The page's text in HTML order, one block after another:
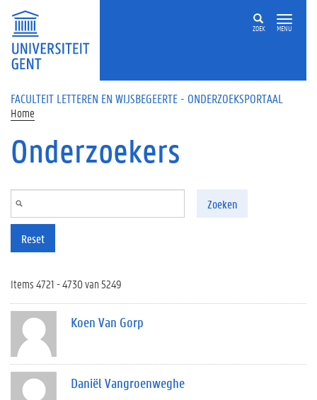
Overslaan en naar de inhoud gaan
ZOEK MENU
FACULTEIT LETTEREN EN WIJSBEGEERTE - ONDERZOEKSPORTAAL
Home
Onderzoekers
Zoeken
Reset
Items 4721 - 4730 van 5249
Koen Van Gorp
Daniël Vangroenweghe